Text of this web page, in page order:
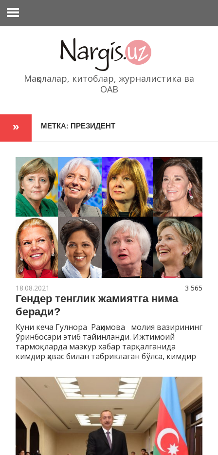
содержимому
Мақолалар, китоблар, журналистика ва
ОАВ
МЕТКА: ПРЕЗИДЕНТ
3 565
18.08.2021
Гендер тенглик жамиятга нима
беради?
Куни кеча Гулнора Раҳимова молия вазирининг
ўринбосари этиб тайинланди. Ижтимоий
тармоқларда мазкур хабар тарқалганида
кимдир ҳавас билан табриклаган бўлса, кимдир